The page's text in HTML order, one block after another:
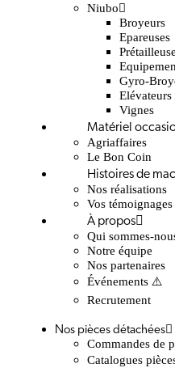
Niubo
Broyeurs
Epareuses
Gyro-
Elévateurs
Vignes
Matériel
Agriaffaires
Le Bon Coin
Histoires de
Nos réalisations
Vos témoignages
À propos
Qui sommes-
Notre équipe
Nos partenaires
Événements ⚠️
Recrutement
Nos pièces détachées
Commandes de
Catalogues